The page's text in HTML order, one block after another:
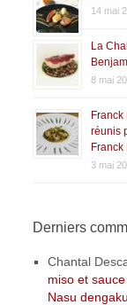
14 mai
La
8 mai
Franck
réunis
Franck
3 mai
Derniers
Chantal
miso et
Nasu dengaku